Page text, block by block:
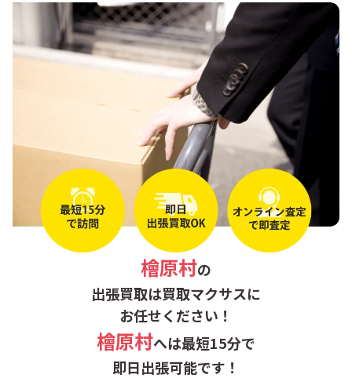
檜原村の
出張買取は買取マクサスに
お任せください！
檜原村へは最短15分で
即日出張可能です！